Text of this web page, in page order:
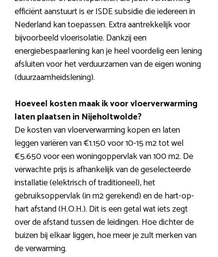
efficiënt aanstuurt is er ISDE subsidie die iedereen in
Nederland kan toepassen. Extra aantrekkelijk voor
bijvoorbeeld vloerisolatie. Dankzij een
energiebespaarlening kan je heel voordelig een lening
afsluiten voor het verduurzamen van de eigen woning
(duurzaamheidslening).
Hoeveel kosten maak ik voor vloerverwarming
laten plaatsen in Nijeholtwolde?
De kosten van vloerverwarming kopen en laten
leggen variëren van €1.150 voor 10-15 m2 tot wel
€5.650 voor een woningoppervlak van 100 m2. De
verwachte prijs is afhankelijk van de geselecteerde
installatie (elektrisch of traditioneel), het
gebruiksoppervlak (in m2 gerekend) en de hart-op-
hart afstand (H.O.H.). Dit is een getal wat iets zegt
over de afstand tussen de leidingen. Hoe dichter de
buizen bij elkaar liggen, hoe meer je zult merken van
de verwarming.